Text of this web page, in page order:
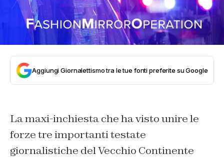
Aggiungi Giornalettismo tra le tue fonti preferite su Google
La maxi-inchiesta che ha visto unire le
forze tre importanti testate
giornalistiche del Vecchio Continente